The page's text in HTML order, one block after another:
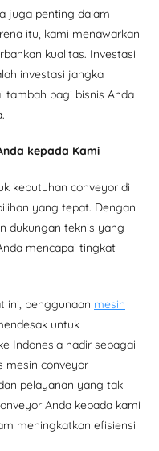
juga penting dalam
itu, kami menawarkan
kualitas. Investasi
investasi jangka
tambah bagi bisnis Anda
kepada Kami
kebutuhan conveyor di
yang tepat. Dengan
dukungan teknis yang
mencapai tingkat
ini, penggunaan mesin
untuk
Indonesia hadir sebagai
mesin conveyor
pelayanan yang tak
Anda kepada kami
meningkatkan efisiensi